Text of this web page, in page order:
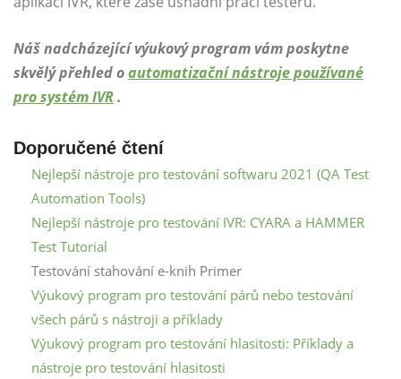
Náš nadcházející výukový program vám poskytne
skvělý přehled oautomatizační nástroje používané
pro systém IVR.
Doporučené čtení
Nejlepší nástroje pro testování softwaru 2021 (QA Test
Automation Tools)
Nejlepší nástroje pro testování IVR: CYARA a HAMMER
Test Tutorial
Testování stahování e-knih Primer
Výukový program pro testování párů nebo testování
všech párů s nástroji a příklady
Výukový program pro testování hlasitosti: Příklady a
nástroje pro testování hlasitosti